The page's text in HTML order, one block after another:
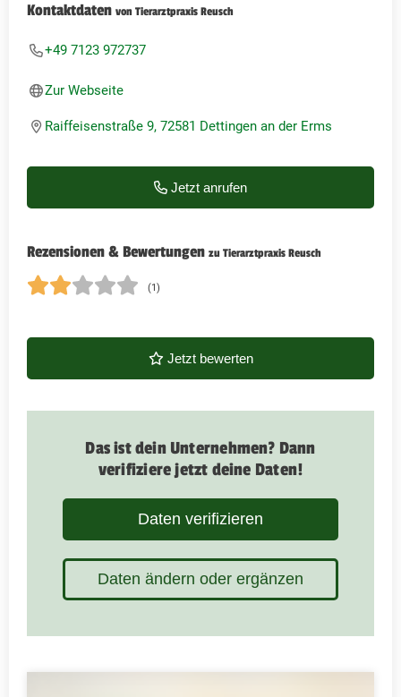
Kontaktdaten von Tierarztpraxis Reusch
+49 7123 972737
Zur Webseite
Raiffeisenstraße 9, 72581 Dettingen an der Erms
Jetzt anrufen
Rezensionen & Bewertungen zu Tierarztpraxis Reusch
(1)
Jetzt bewerten
Das ist dein Unternehmen? Dann
verifiziere jetzt deine Daten!
Daten verifizieren
Daten ändern oder ergänzen